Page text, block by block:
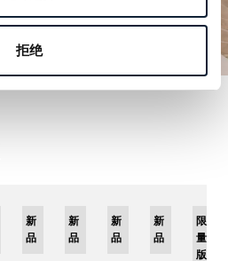
拒绝
新
品
新
品
新
品
新
品
限
量
版